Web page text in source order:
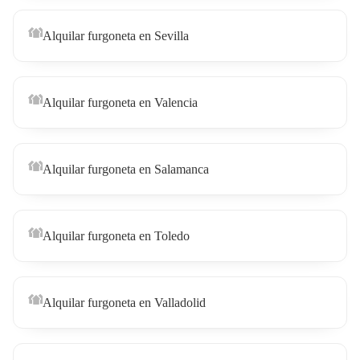
Alquilar furgoneta en Sevilla
Alquilar furgoneta en Valencia
Alquilar furgoneta en Salamanca
Alquilar furgoneta en Toledo
Alquilar furgoneta en Valladolid